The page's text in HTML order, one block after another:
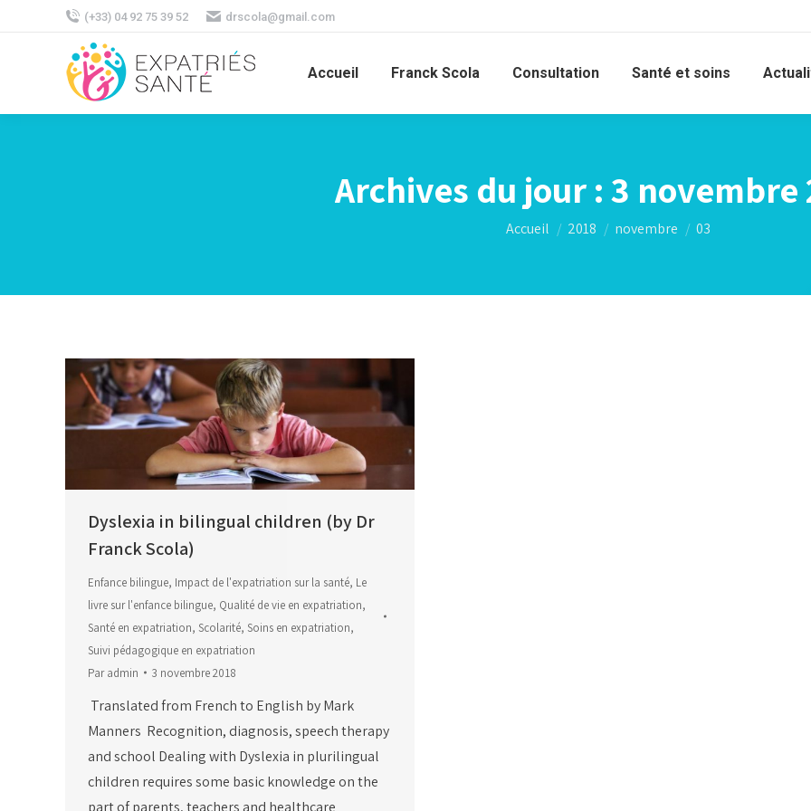
(+33) 04 92 75 39 52 drscola@gmail.com
Accueil Franck Scola Consultation Santé et soins
Archives du jour :3 novembre
Vous êtes ici :
Accueil 2018 novembre 03
Dyslexia in bilingual children (by Dr
Franck Scola)
Enfance bilingue, Impact de l'expatriation sur la santé, Le
livre sur l'enfance bilingue, Qualité de vie en expatriation,
Santé en expatriation, Scolarité, Soins en expatriation,
Suivi pédagogique en expatriation
Paradmin 3 novembre 2018
Translated from French to English by Mark
Manners Recognition, diagnosis, speech therapy
and school Dealing with Dyslexia in plurilingual
children requires some basic knowledge on the
part of parents, teachers and healthcare